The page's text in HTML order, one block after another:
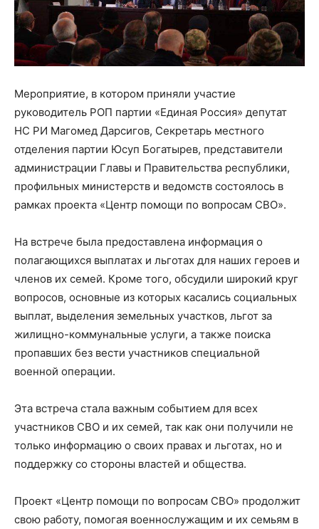
Мероприятие, в котором приняли участие
руководитель РОП партии «Единая Россия» депутат
НС РИ Магомед Дарсигов, Секретарь местного
отделения партии Юсуп Богатырев, представители
администрации Главы и Правительства республики,
профильных министерств и ведомств состоялось в
рамках проекта «Центр помощи по вопросам СВО».
На встрече была предоставлена информация о
полагающихся выплатах и льготах для наших героев и
членов их семей. Кроме того, обсудили широкий круг
вопросов, основные из которых касались социальных
выплат, выделения земельных участков, льгот за
жилищно-коммунальные услуги, а также поиска
пропавших без вести участников специальной
военной операции.
Эта встреча стала важным событием для всех
участников СВО и их семей, так как они получили не
только информацию о своих правах и льготах, но и
поддержку со стороны властей и общества.
Проект «Центр помощи по вопросам СВО» продолжит
свою работу, помогая военнослужащим и их семьям в